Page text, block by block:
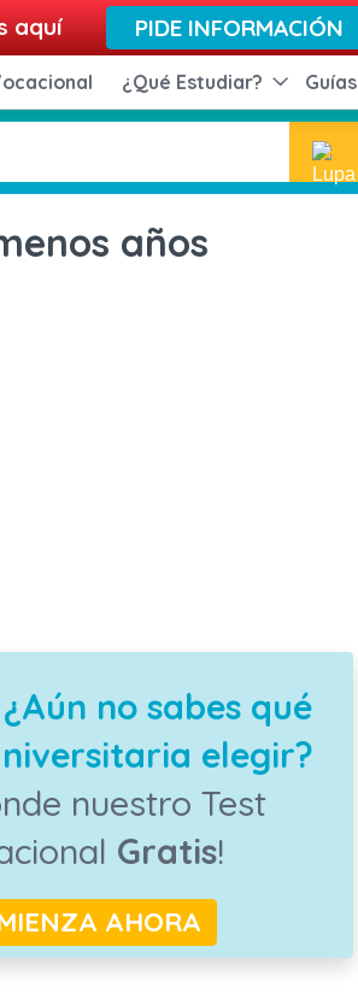
aquí PIDE INFORMACIÓN
¿Qué Estudiar? Guías
años
¿Aún no sabes qué
elegir?
nuestro Test
Gratis!
AHORA